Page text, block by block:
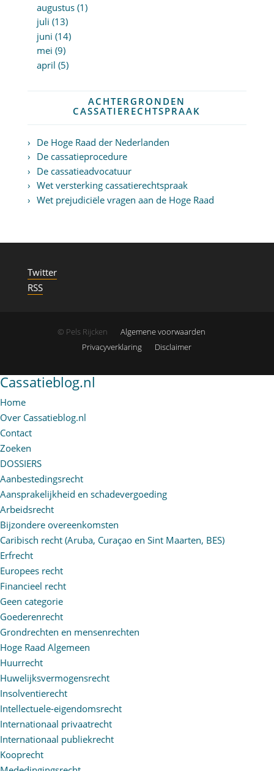
augustus (1)
juli (13)
juni (14)
mei (9)
april (5)
ACHTERGRONDEN
CASSATIERECHTSPRAAK
De Hoge Raad der Nederlanden
De cassatieprocedure
De cassatieadvocatuur
Wet versterking cassatierechtspraak
Wet prejudiciële vragen aan de Hoge Raad
Twitter
RSS
© Pels Rijcken
Algemene voorwaarden
Privacyverklaring
Disclaimer
Cassatieblog.nl
Home
Over Cassatieblog.nl
Contact
Zoeken
DOSSIERS
Aanbestedingsrecht
Aansprakelijkheid en schadevergoeding
Arbeidsrecht
Bijzondere overeenkomsten
Caribisch recht (Aruba, Curaçao en Sint Maarten, BES)
Erfrecht
Europees recht
Financieel recht
Geen categorie
Goederenrecht
Grondrechten en mensenrechten
Hoge Raad Algemeen
Huurrecht
Huwelijksvermogensrecht
Insolventierecht
Intellectuele-eigendomsrecht
Internationaal privaatrecht
Internationaal publiekrecht
Kooprecht